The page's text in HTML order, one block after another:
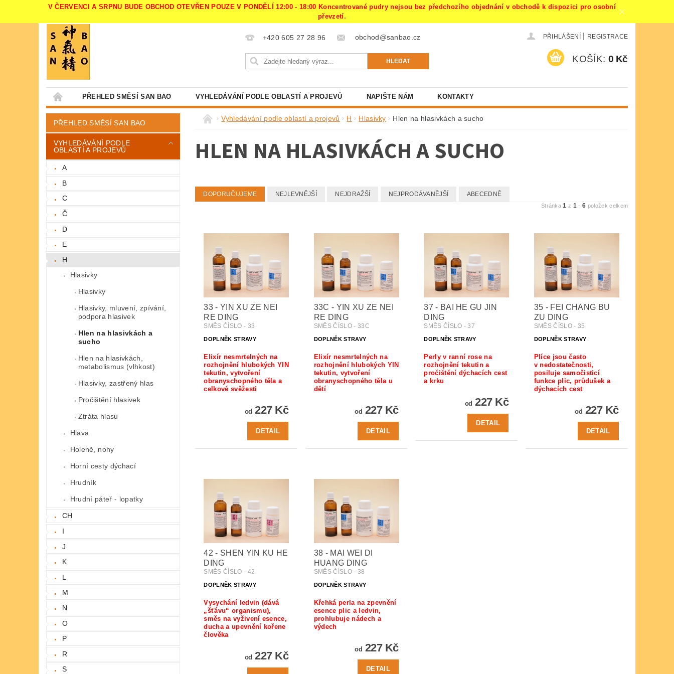
V ČERVENCI A SRPNU BUDE OBCHOD OTEVŘEN POUZE V PONDĚLÍ 12:00 - 18:00 Koncentrované pudry nejsou bez předchozího objednání v obchodě k dispozici pro osobní
převzetí.
+420 605 27 28 96 obchod@sanbao.cz PŘIHLÁŠENÍ REGISTRACE
KOŠÍK: 0 Kč
PŘEHLED SMĚSÍ SAN BAO VYHLEDÁVÁNÍ PODLE OBLASTÍ A PROJEVŮ NAPIŠTE NÁM KONTAKTY
PŘEHLED SMĚSÍ SAN BAO
VYHLEDÁVÁNÍ PODLE
OBLASTÍ A PROJEVŮ
A
B
C
Č
D
E
H
Hlasivky
Hlasivky
Hlasivky, mluvení, zpívání,
podpora hlasivek
Hlen na hlasivkách a
sucho
Hlen na hlasivkách,
metabolismus (vlhkost)
Hlasivky, zastřený hlas
Pročištění hlasivek
Ztráta hlasu
Hlava
Holeně, nohy
Horní cesty dýchací
Hrudník
Hrudní páteř - lopatky
CH
I
J
K
L
M
N
O
P
R
S
Vyhledávání podle oblastí a projevů H Hlasivky Hlen na hlasivkách a sucho
HLEN NA HLASIVKÁCH A SUCHO
DOPORUČUJEME NEJLEVNĚJŠÍ NEJDRAŽŠÍ NEJPRODÁVANĚJŠÍ ABECEDNĚ
Stránka1 z 1 -6 položek celkem
33 - YIN XU ZE NEI
RE DING
SMĚS ČÍSLO - 33
DOPLNĚK STRAVY
Elixír nesmrtelných na
rozhojnění hlubokých YIN
tekutin, vytvoření
obranyschopného těla a
celkové svěžesti
od 227 Kč
DETAIL
33C - YIN XU ZE NEI
RE DING
SMĚS ČÍSLO - 33C
DOPLNĚK STRAVY
Elixír nesmrtelných na
rozhojnění hlubokých YIN
tekutin, vytvoření
obranyschopného těla u
dětí
od 227 Kč
DETAIL
37 - BAI HE GU JIN
DING
SMĚS ČÍSLO - 37
DOPLNĚK STRAVY
Perly v ranní rose na
rozhojnění tekutin a
pročištění dýchacích cest
a krku
od 227 Kč
DETAIL
35 - FEI CHANG BU
ZU DING
SMĚS ČÍSLO - 35
DOPLNĚK STRAVY
Plíce jsou často
v nedostatečnosti,
posiluje samočisticí
funkce plic, průdušek a
dýchacích cest
od 227 Kč
DETAIL
42 - SHEN YIN KU HE
DING
SMĚS ČÍSLO - 42
DOPLNĚK STRAVY
Vysychání ledvin (dává
„šťávu“ organismu),
směs na vyživení esence,
ducha a upevnění kořene
člověka
od 227 Kč
38 - MAI WEI DI
HUANG DING
SMĚS ČÍSLO - 38
DOPLNĚK STRAVY
Křehká perla na zpevnění
esence plic a ledvin,
prohlubuje nádech a
výdech
od 227 Kč
DETAIL